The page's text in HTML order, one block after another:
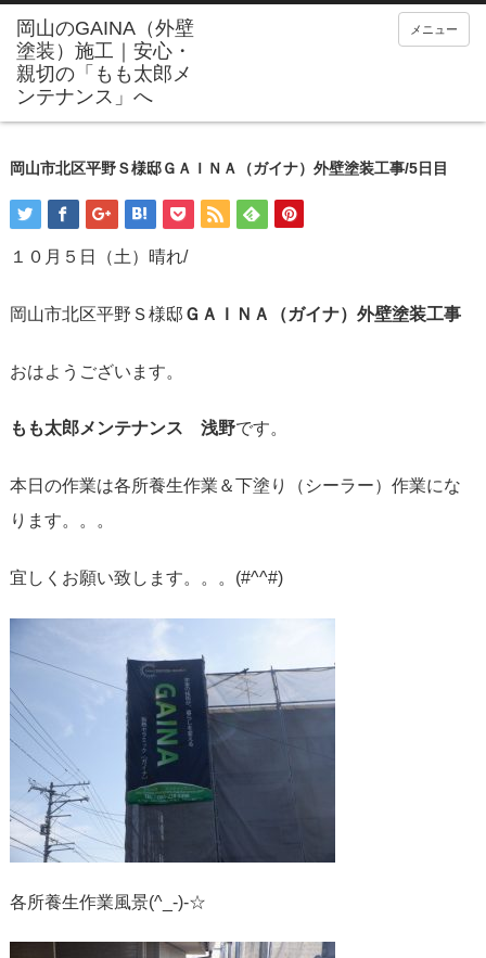
メニュー
岡山市北区平野Ｓ様邸ＧＡＩＮＡ（ガイナ）外壁塗装工事/5日目
１０月５日（土）晴れ/
岡山市北区平野Ｓ様邸 ＧＡＩＮＡ（ガイナ）外壁塗装工事
おはようございます。
もも太郎メンテナンス 浅野です。
本日の作業は各所養生作業＆下塗り（シーラー）作業にな
ります。。。
宜しくお願い致します。。。(#^^#)
各所養生作業風景(^_-)-☆